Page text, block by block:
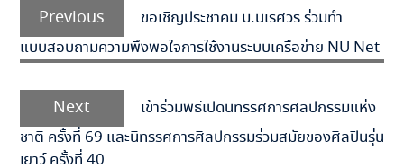
Previous
ขอเชิญประชาคม ม.นเรศวร ร่วมทำ
แบบสอบถามความพึงพอใจการใช้งานระบบเครือข่าย NU Net
Next
เข้าร่วมพิธีเปิดนิทรรศการศิลปกรรมแห่ง
ชาติ ครั้งที่ 69 และนิทรรศการศิลปกรรมร่วมสมัยของศิลปินรุ่น
เยาว์ ครั้งที่ 40